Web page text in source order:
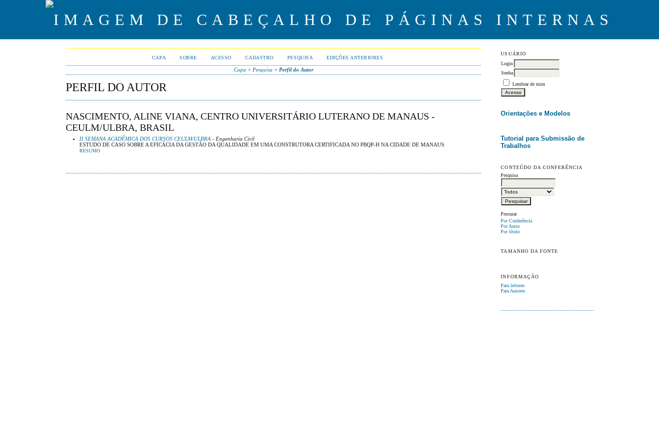
USUÁRIO
Login
Senha
Lembrar de mim
Orientações e Modelos
Tutorial para Submissão de
Trabalhos
CONTEÚDO DA CONFERÊNCIA
Pesquisa
Procurar
Por Conferência
Por Autor
Por título
TAMANHO DA FONTE
INFORMAÇÃO
Para leitores
Para Autores
CAPA SOBRE ACESSO CADASTRO PESQUISA EDIÇÕES ANTERIORES
Capa > Pesquisa > Perfil do Autor
PERFIL DO AUTOR
NASCIMENTO, ALINE VIANA, CENTRO UNIVERSITÁRIO LUTERANO DE MANAUS -
CEULM/ULBRA, BRASIL
II SEMANA ACADÊMICA DOS CURSOS CEULM/ULBRA - Engenharia Civil
ESTUDO DE CASO SOBRE A EFICÁCIA DA GESTÃO DA QUALIDADE EM UMA CONSTRUTORA CERTIFICADA NO PBQP-H NA CIDADE DE MANAUS
RESUMO